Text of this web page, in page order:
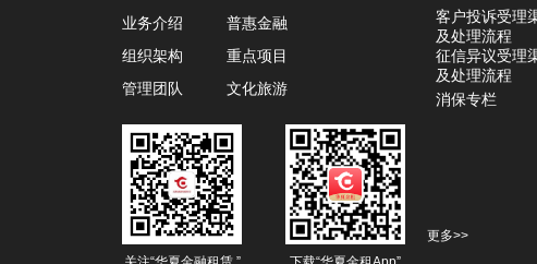
业务介绍
组织架构
管理团队
普惠金融
重点项目
文化旅游
客户投诉受理
及处理流程
征信异议受理
及处理流程
消保专栏
更多>>